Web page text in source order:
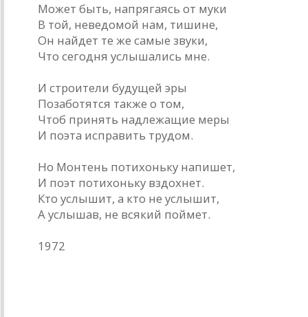
Может быть, напрягаясь от муки
В той, неведомой нам, тишине,
Он найдет те же самые звуки,
Что сегодня услышались мне.
И строители будущей эры
Позаботятся также о том,
Чтоб принять надлежащие меры
И поэта исправить трудом.
Но Монтень потихоньку напишет,
И поэт потихоньку вздохнет.
Кто услышит, а кто не услышит,
А услышав, не всякий поймет.
1972